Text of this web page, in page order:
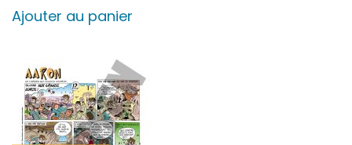
Ajouter au panier